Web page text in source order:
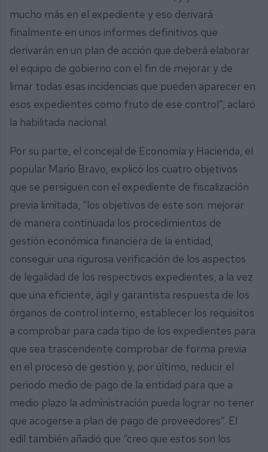
mucho más en el expediente y eso derivará
finalmente en unos informes definitivos que
derivarán en un plan de acción que deberá elaborar
el equipo de gobierno con el fin de mejorar y de
limar todas esas incidencias que pueden aparecer en
esos expedientes como fruto de ese control”, aclaró
la habilitada nacional.
Por su parte, el concejal de Economía y Hacienda, el
popular Mario Bravo, explicó los cuatro objetivos
que se persiguen con el expediente de fiscalización
previa limitada, “los objetivos de este son: mejorar
de manera continuada los procedimientos de
gestión económica financiera de la entidad,
conseguir una rigurosa verificación de los aspectos
de legalidad de los respectivos expedientes, a la vez
que una eficiente, ágil y garantista respuesta de los
órganos de control interno, establecer los requisitos
a comprobar para cada tipo de los expedientes para
que sea trascendente comprobar de forma previa
en el proceso de gestión y, por último, reducir el
periodo medio de pago de la entidad para que a
medio plazo la administración pueda lograr no tener
que acogerse a plan de pago de proveedores”. El
edil también añadió que “creo que estos son los